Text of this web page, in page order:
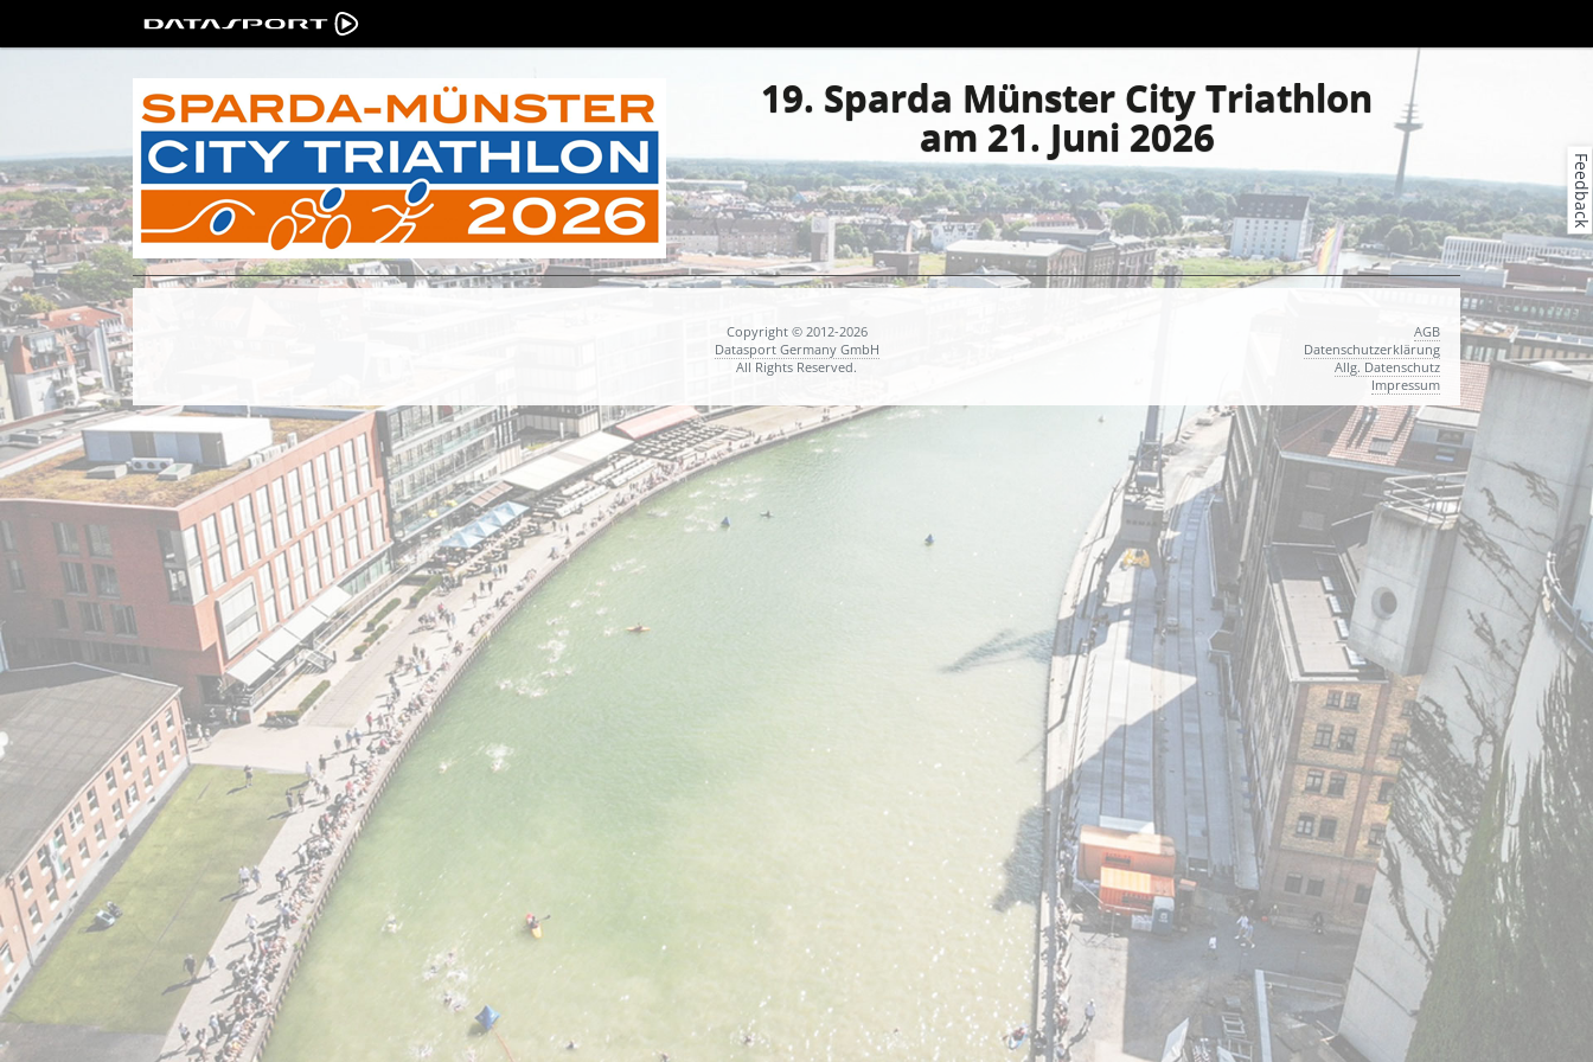
19. Sparda Münster City Triathlon
am 21. Juni 2026
Copyright © 2012-2026
Datasport Germany GmbH
All Rights Reserved.
AGB
Datenschutzerklärung
Allg. Datenschutz
Impressum
Feedback